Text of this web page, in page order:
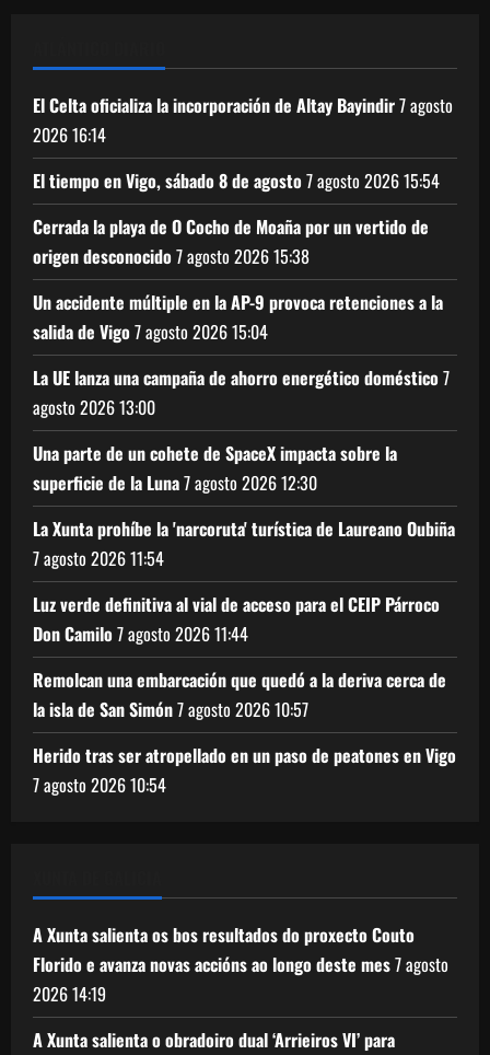
El Celta oficializa la incorporación de Altay Bayindir7 agosto
202616:14
El tiempo en Vigo, sábado 8 de agosto7 agosto 202615:54
Cerrada la playa de O Cocho de Moaña por un vertido de
origen desconocido7 agosto 202615:38
Un accidente múltiple en la AP-9 provoca retenciones a la
salida de Vigo7 agosto 202615:04
La UE lanza una campaña de ahorro energético doméstico7
agosto 202613:00
Una parte de un cohete de SpaceX impacta sobre la
superficie de la Luna7 agosto 202612:30
La Xunta prohíbe la 'narcoruta' turística de Laureano Oubiña
7 agosto 202611:54
Luz verde definitiva al vial de acceso para el CEIP Párroco
Don Camilo7 agosto 202611:44
Remolcan una embarcación que quedó a la deriva cerca de
la isla de San Simón7 agosto 202610:57
Herido tras ser atropellado en un paso de peatones en Vigo
7 agosto 202610:54
A Xunta salienta os bos resultados do proxecto Couto
Florido e avanza novas accións ao longo deste mes7 agosto
202614:19
A Xunta salienta o obradoiro dual ‘Arrieiros VI’ para